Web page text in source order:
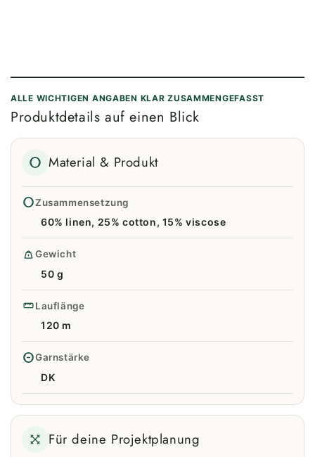
ALLE WICHTIGEN ANGABEN KLAR ZUSAMMENGEFASST
Produktdetails auf einen Blick
Material & Produkt
Zusammensetzung
60% linen, 25% cotton, 15% viscose
Gewicht
50 g
Lauflänge
120 m
Garnstärke
DK
Für deine Projektplanung